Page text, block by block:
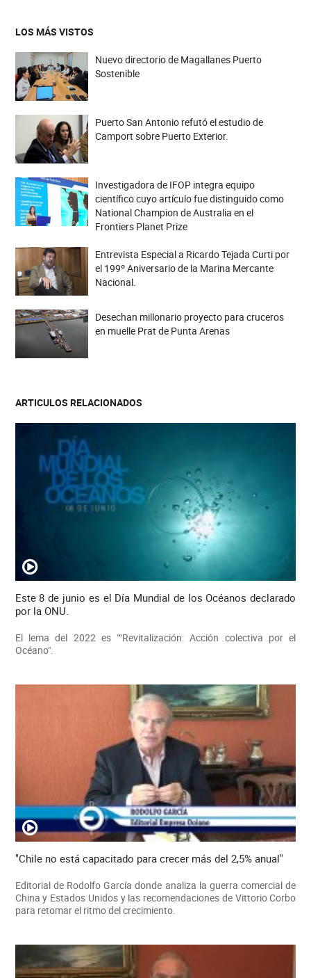
LOS MÁS VISTOS
Nuevo directorio de Magallanes Puerto
Sostenible
Puerto San Antonio refutó el estudio de
Camport sobre Puerto Exterior.
Investigadora de IFOP integra equipo
científico cuyo artículo fue distinguido como
National Champion de Australia en el
Frontiers Planet Prize
Entrevista Especial a Ricardo Tejada Curti por
el 199º Aniversario de la Marina Mercante
Nacional.
Desechan millonario proyecto para cruceros
en muelle Prat de Punta Arenas
ARTICULOS RELACIONADOS
Este 8 de junio es el Día Mundial de los Océanos declarado
por la ONU.
El lema del 2022 es "“Revitalización: Acción colectiva por el
Océano".
"Chile no está capacitado para crecer más del 2,5% anual"
Editorial de Rodolfo García donde analiza la guerra comercial de
China y Estados Unidos y las recomendaciones de Vittorio Corbo
para retomar el ritmo del crecimiento.